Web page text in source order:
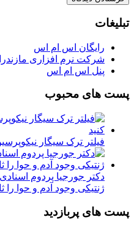
تبلیغات
رایگان اس ام اس
شرکت نرم افزاری
پنل اس ام اس
پست های محبوب
فیلتر ترک سیگار
دکتر جورجیا پردوم
ژنتیکی وجود آدم و حوا را
پست های پربازدید